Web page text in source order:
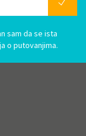
sam da se ista
o putovanjima.